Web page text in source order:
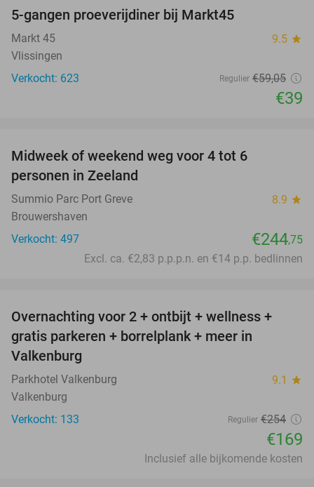
5-gangen proeverijdiner bij Markt45
Markt 45 9.5 star
Vlissingen
Verkocht: 623
Regulier €59,05
€39
Midweek of weekend weg voor 4 tot 6
personen in Zeeland
Summio Parc Port Greve 8.9 star
Brouwershaven
Verkocht: 497
€244,75
Excl. ca. €2,83 p.p.p.n. en €14 p.p. bedlinnen
33%
Overnachting voor 2 + ontbijt + wellness +
gratis parkeren + borrelplank + meer in
Valkenburg
Parkhotel Valkenburg 9.1 star
Valkenburg
Verkocht: 133
Regulier €254
€169
Inclusief alle bijkomende kosten